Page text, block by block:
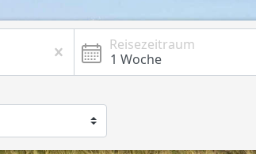
Reisezeitraum